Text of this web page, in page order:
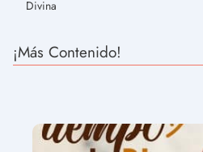
Divina
¡Más Contenido!